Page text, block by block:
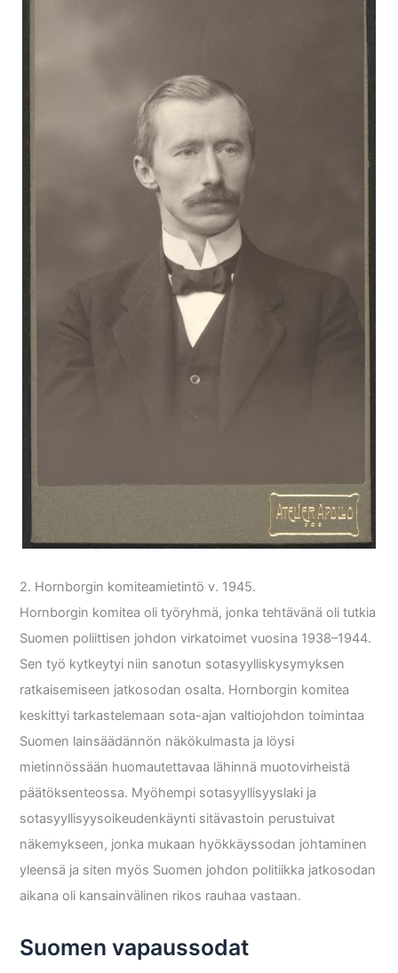
2. Hornborgin komiteamietintö v. 1945.
Hornborgin komitea oli työryhmä, jonka tehtävänä oli tutkia
Suomen poliittisen johdon virkatoimet vuosina 1938–1944.
Sen työ kytkeytyi niin sanotun sotasyylliskysymyksen
ratkaisemiseen jatkosodan osalta. Hornborgin komitea
keskittyi tarkastelemaan sota-ajan valtiojohdon toimintaa
Suomen lainsäädännön näkökulmasta ja löysi
mietinnössään huomautettavaa lähinnä muotovirheistä
päätöksenteossa. Myöhempi sotasyyllisyyslaki ja
sotasyyllisyysoikeudenkäynti sitävastoin perustuivat
näkemykseen, jonka mukaan hyökkäyssodan johtaminen
yleensä ja siten myös Suomen johdon politiikka jatkosodan
aikana oli kansainvälinen rikos rauhaa vastaan.
Suomen vapaussodat